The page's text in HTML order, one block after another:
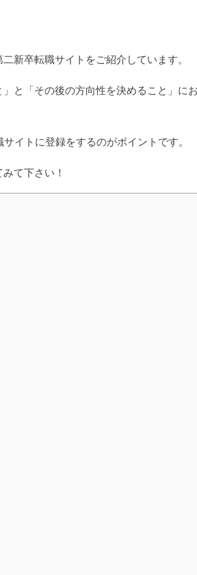
新卒転職サイトをご紹介しています。
と「その後の方向性を決めること」にお
イトに登録をするのがポイントです。
て下さい！